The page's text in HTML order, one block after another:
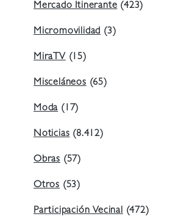
Mercado Itinerante (423)
Micromovilidad (3)
MiraTV (15)
Misceláneos (65)
Moda (17)
Noticias (8.412)
Obras (57)
Otros (53)
Participación Vecinal (472)